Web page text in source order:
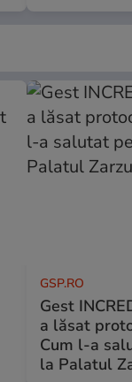
GSP.RO
Gest
a lăsat
Cum l-a
la Palatul